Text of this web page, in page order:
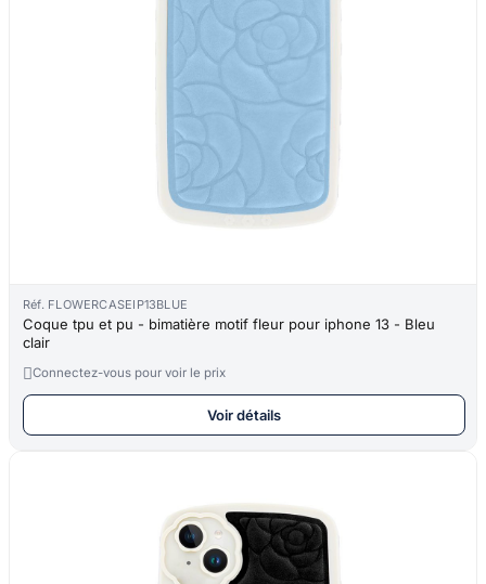
Réf. FLOWERCASEIP13BLUE
Coque tpu et pu - bimatière motif fleur pour iphone 13 - Bleu
clair
Connectez-vous pour voir le prix
Voir détails